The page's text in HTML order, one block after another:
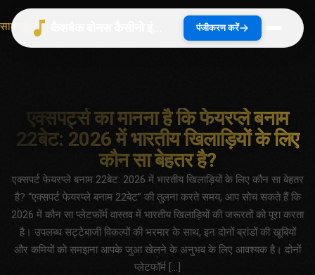
सामग्री पर जाएं पंजीकरण करें
एक्सपर्ट्स का मानना ​​है कि फेयरप्ले बनाम
22बेट: 2026 में भारतीय खिलाड़ियों के लिए
कौन सा बेहतर है?
एक्सपर्ट फेयरप्ले बनाम 22बेट: 2026 में भारतीय खिलाड़ियों के लिए कौन सा बेहतर
है? “एक्सपर्ट फेयरप्ले बनाम 22बेट” की तुलना करते समय, आप सोच सकते हैं कि
2026 में कौन सा प्लेटफॉर्म वास्तव में भारतीय खिलाड़ियों की जरूरतों को पूरा करता
है। उपलब्ध सट्टेबाजी विकल्पों की भरमार के साथ, इन दोनों ब्रांडों की खूबियों
और कमियों को समझना आपके जुआ खेलने के अनुभव के लिए आवश्यक है। दोनों
प्लेटफॉर्म […]